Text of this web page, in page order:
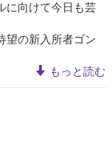
に向けて今日も芸
望の新入所者ゴン
もっと読む